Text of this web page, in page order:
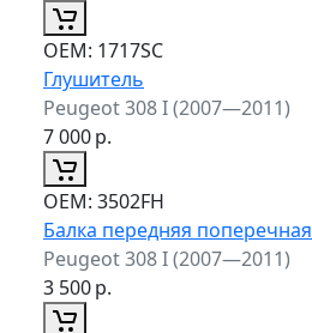
ОЕМ: 1717SC
Глушитель
Peugeot 308 I (2007—2011)
7 000р.
ОЕМ: 3502FH
Балка передняя поперечная
Peugeot 308 I (2007—2011)
3 500р.